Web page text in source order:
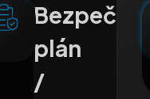
plán
/